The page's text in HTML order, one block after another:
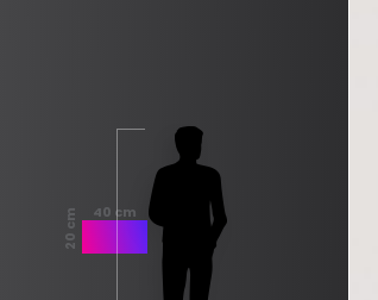
40 cm
20 cm